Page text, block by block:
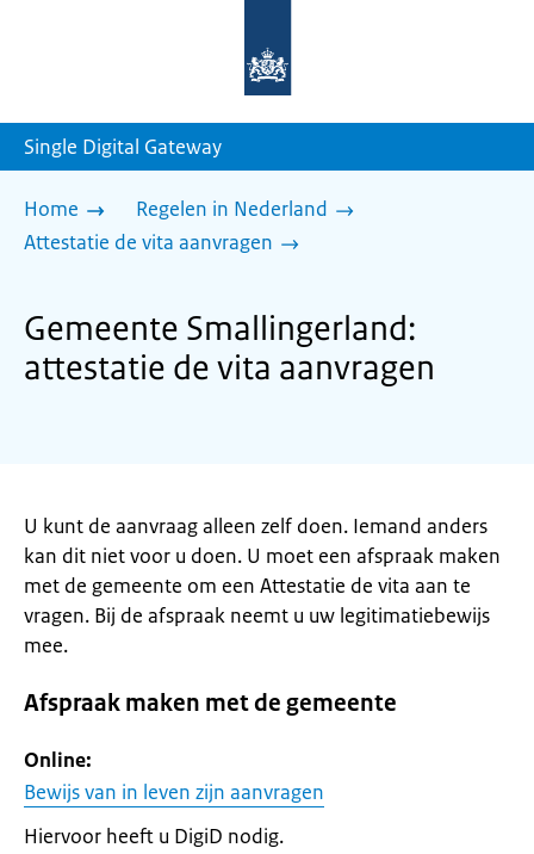
homepage
Single Digital Gateway
Home
Regelen in Nederland
Attestatie de vita aanvragen
Gemeente Smallingerland:
attestatie de vita aanvragen
U kunt de aanvraag alleen zelf doen. Iemand anders
kan dit niet voor u doen. U moet een afspraak maken
met de gemeente om een Attestatie de vita aan te
vragen. Bij de afspraak neemt u uw legitimatiebewijs
mee.
Afspraak maken met de gemeente
Online:
Bewijs van in leven zijn aanvragen
Hiervoor heeft u DigiD nodig.